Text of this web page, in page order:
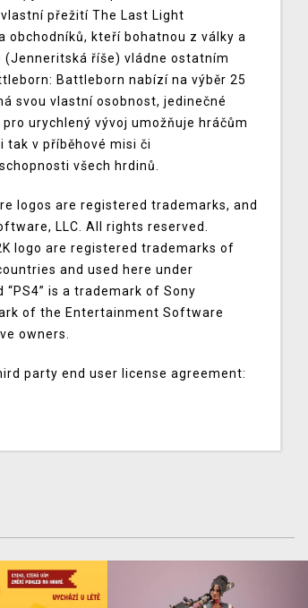
přežití The Last Light
obchodníků, kteří bohatnou z války a
(Jenneritská říše) vládne ostatním
Battleborn nabízí na výběr 25
svou vlastní osobnost, jedinečné
urychlený vývoj umožňuje hráčům
tak v příběhové misi či
všech hrdinů.
logos are registered trademarks, and
LLC. All rights reserved.
logo are registered trademarks of
and used here under
“PS4” is a trademark of Sony
of the Entertainment Software
owners.
party end user license agreement: